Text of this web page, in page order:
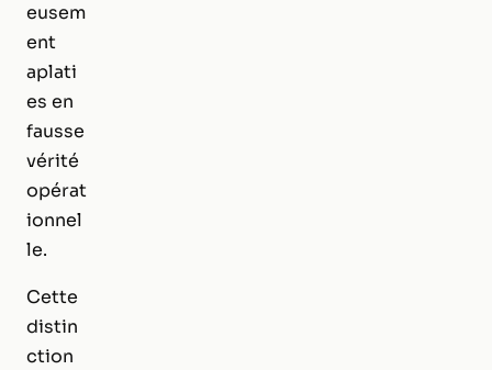
eusem
ent
aplati
es en
fausse
vérité
opérat
ionnel
le.
Cette
distin
ction